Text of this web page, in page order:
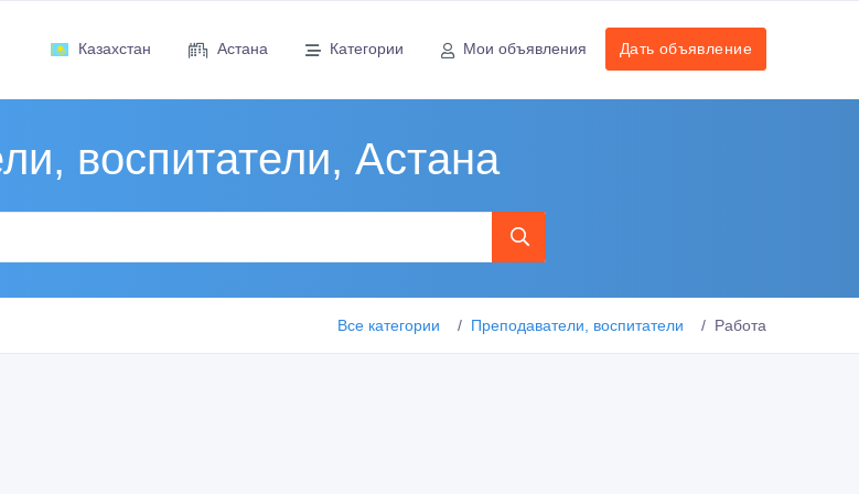
Казахстан Астана Категории Мои объявления Дать объявление
воспитатели, Астана
Все категории Преподаватели, воспитатели Работа